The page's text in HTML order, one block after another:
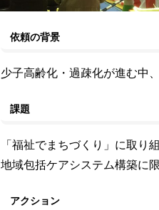
依頼の背景
少子高齢化・過疎化が進む中
課題
「福祉でまちづくり」に取り
地域包括ケアシステム構築に
アクション